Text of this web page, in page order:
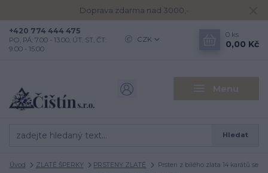
Doprava zdarma nad 3000,-
Menu
CZK
Hledat
+420 774 444 475
PO, PÁ: 7.00 - 13.00, ÚT, ST, ČT:
9.00 - 15.00
0 ks
0,00 Kč
Úvod ZLATÉ ŠPERKY PRSTENY ZLATÉ
Prsten z bílého zlata 14 karátů se